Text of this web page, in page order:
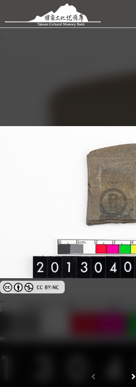
跳到主要內容區塊
創用CC姓名標示-非商業性 3.0